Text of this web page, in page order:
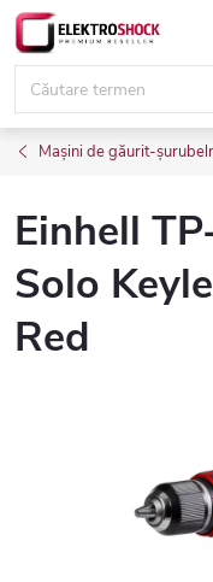
Treci
conținut
Mașini de găurit-
Einhell
Solo
Red